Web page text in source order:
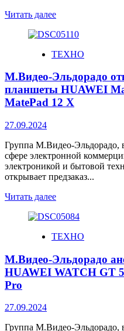
Читать далее
ТЕХНО
М.Видео-Эльдорадо
планшеты HUAWEI
MatePad 12 X
27.09.2024
Группа М.Видео-Эльдорадо,
сфере электронной
электроникой и бытовой
открывает предзаказ...
Читать далее
ТЕХНО
М.Видео-Эльдорадо
HUAWEI WATCH GT
Pro
27.09.2024
Группа М.Видео-Эльдорадо,